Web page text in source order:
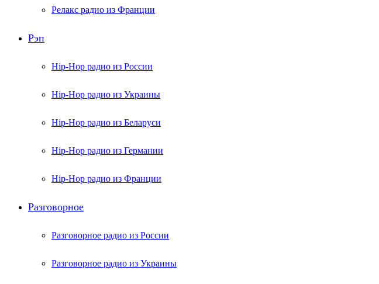
Релакс радио из Франции
Рэп
Hip-Hop радио из России
Hip-Hop радио из Украины
Hip-Hop радио из Беларуси
Hip-Hop радио из Германии
Hip-Hop радио из Франции
Разговорное
Разговорное радио из России
Разговорное радио из Украины